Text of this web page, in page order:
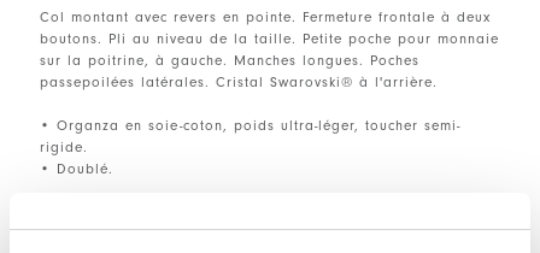
Col montant avec revers en pointe. Fermeture frontale à deux
boutons. Pli au niveau de la taille. Petite poche pour monnaie
sur la poitrine, à gauche. Manches longues. Poches
passepoilées latérales. Cristal Swarovski® à l'arrière.
• Organza en soie-coton, poids ultra-léger, toucher semi-
rigide.
• Doublé.